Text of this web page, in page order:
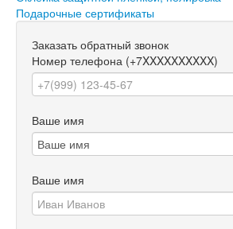
Подарочные сертификаты
Заказать обратный звонок
Номер телефона (+7XXXXXXXXXX)
Ваше имя
Ваше имя